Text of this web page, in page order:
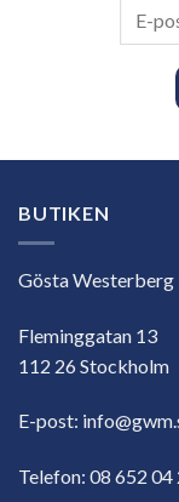
BUTIKEN
Gösta
Fleminggatan 13
112 26 Stockholm
E-post:
Telefon: 08 652 04